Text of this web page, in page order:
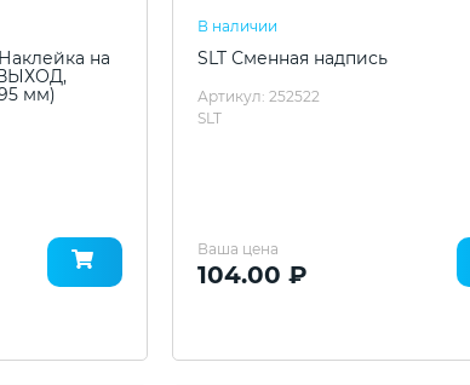
на
мм)
В наличии
SLT Сменная надпись
Артикул: 252522
SLT
Ваша цена
104.00 ₽